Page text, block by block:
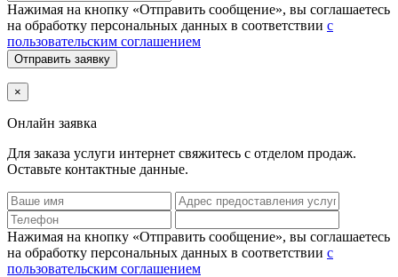
Нажимая на кнопку «Отправить сообщение», вы соглашаетесь
на обработку персональных данных в соответствии с
пользовательским соглашением
Отправить заявку
×
Онлайн заявка
Для заказа услуги интернет свяжитесь с отделом продаж.
Оставьте контактные данные.
Нажимая на кнопку «Отправить сообщение», вы соглашаетесь
на обработку персональных данных в соответствии с
пользовательским соглашением